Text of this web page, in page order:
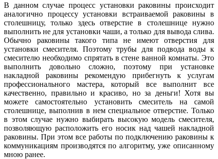
В данном случае процесс установки раковины происходит
аналогично процессу установки встраиваемой раковины в
столешницу, только здесь отверстие в столешнице нужно
выполнить не для установки чаши, а только для вывода слива.
Обычно раковины такого типа не имеют отверстия для
установки смесителя. Поэтому трубы для подвода воды к
смесителю необходимо спрятать в стене ванной комнаты. Это
выполнить довольно сложно, поэтому при установке
накладной раковины рекомендую прибегнуть к услугам
профессионального мастера, который все выполнит все
качественно, правильно и красиво, но за деньги! Хотя вы
можете самостоятельно установить смеситель на самой
столешнице, выполнив в нем специальное отверстие. Только
в этом случае нужно выбирать высокую модель смесителя,
позволяющую расположить его носик над чашей накладной
раковины. При этом все работы по подключению раковины к
коммуникациям производятся по алгоритму, уже описанному
мною ранее.